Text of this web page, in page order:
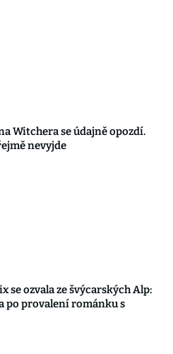
Witchera se údajně opozdí.
nevyjde
se ozvala ze švýcarských Alp:
po provalení románku s